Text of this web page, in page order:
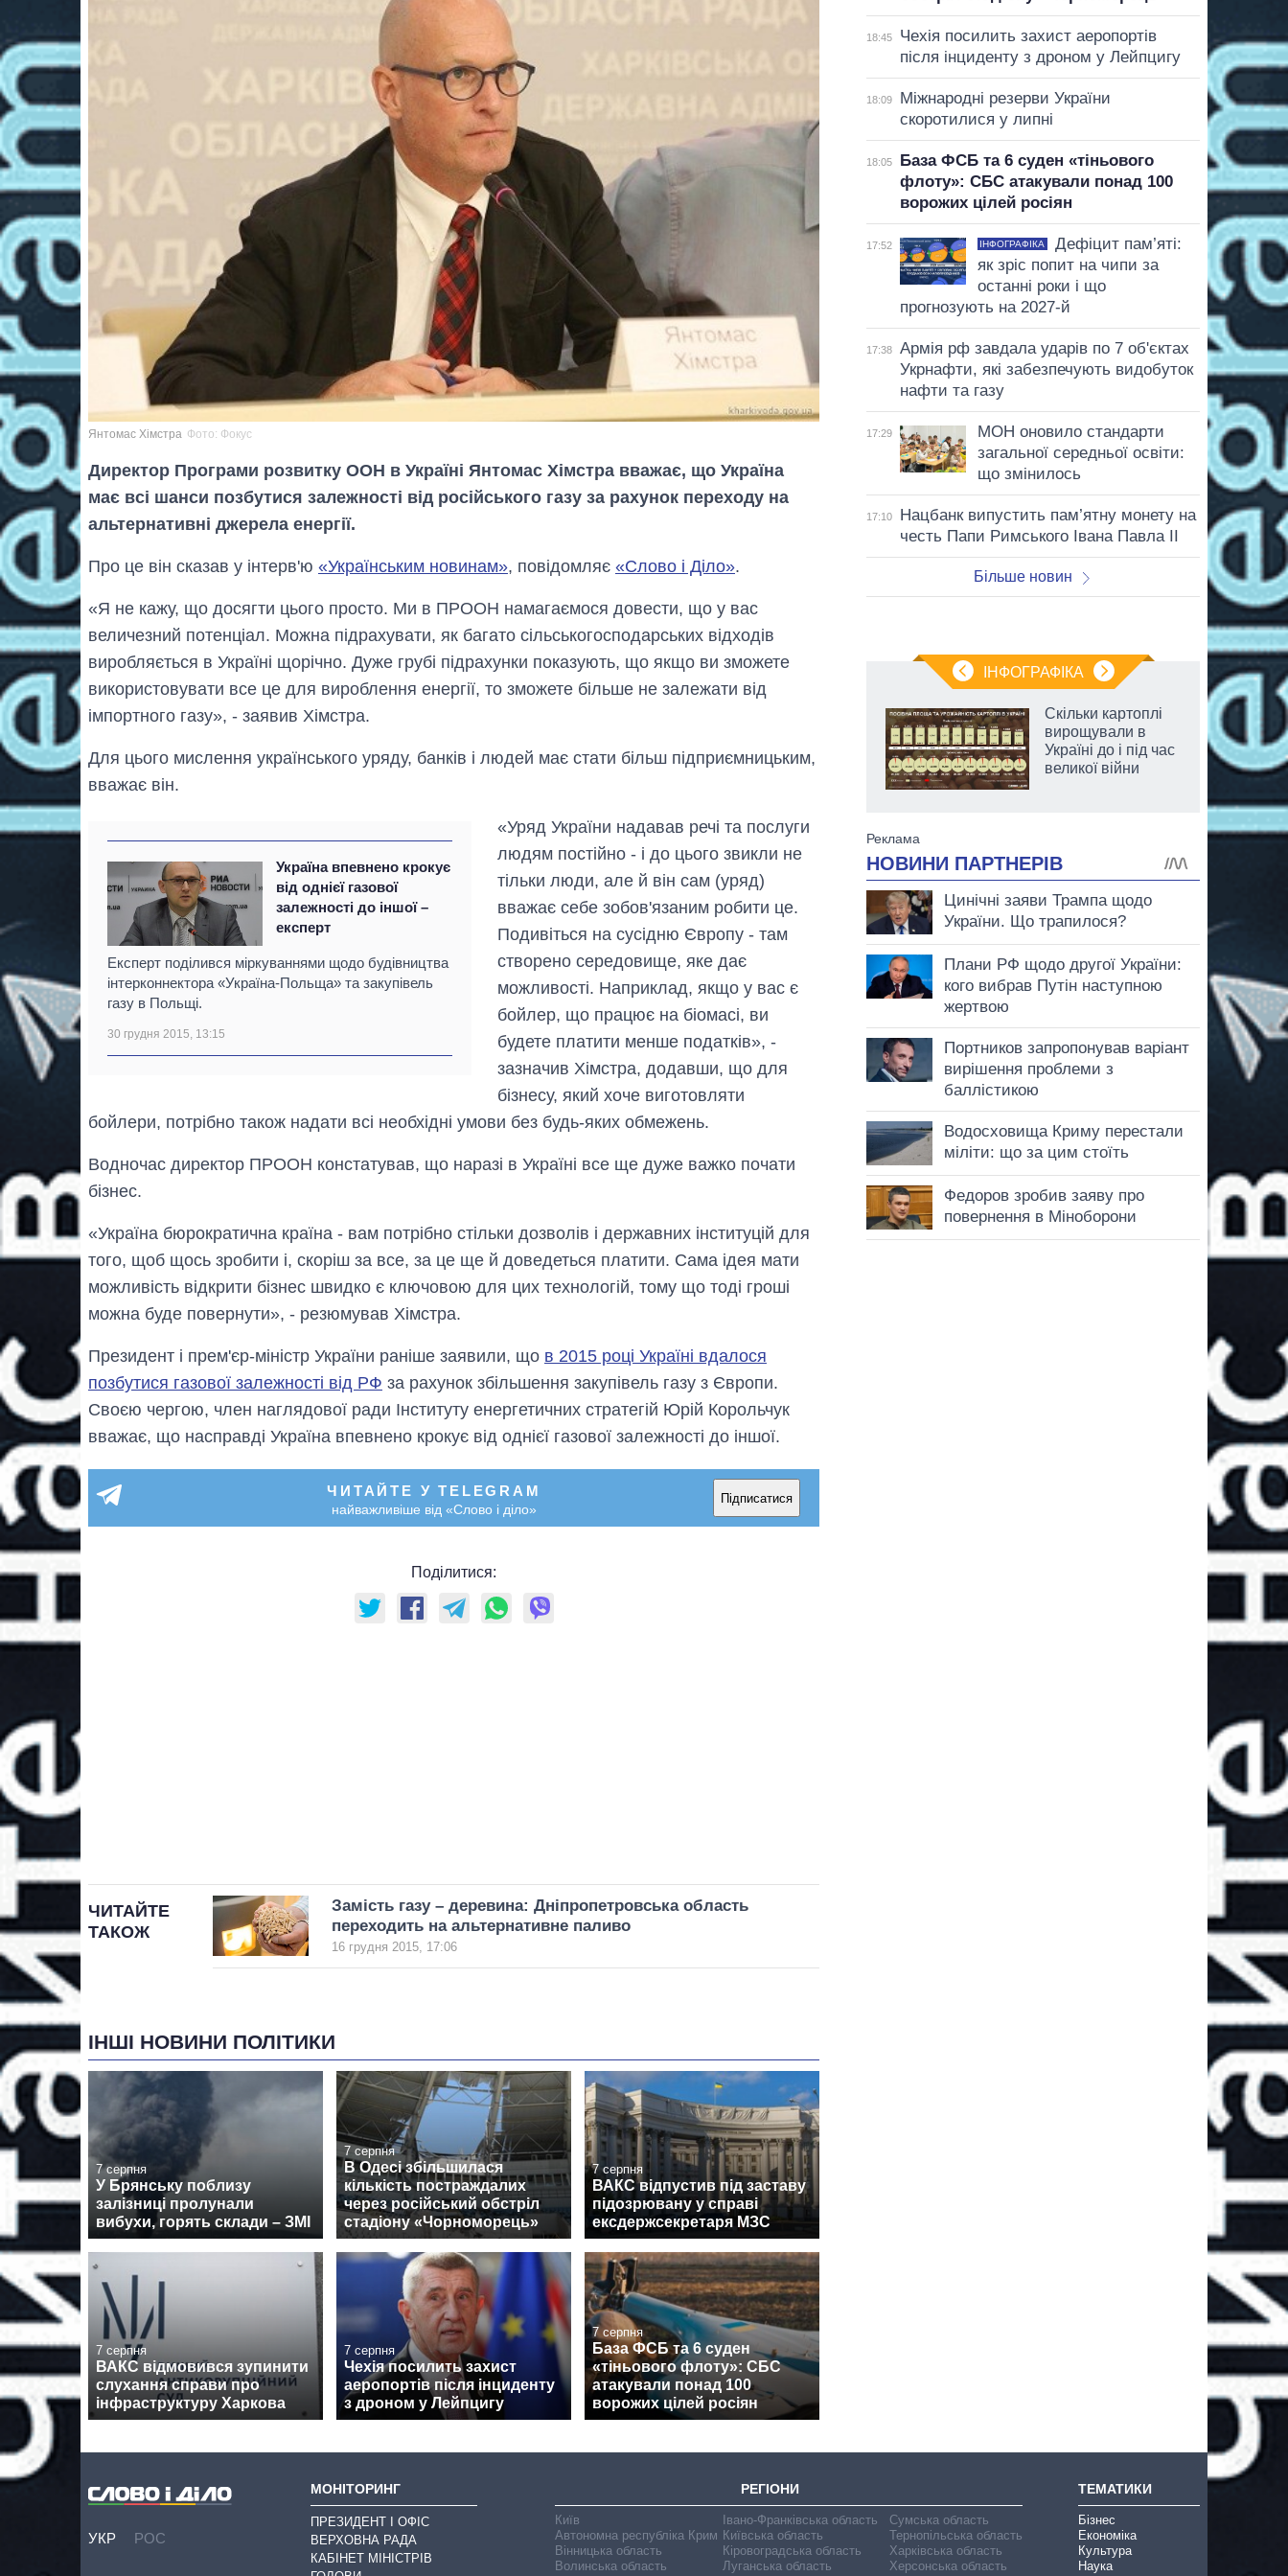
Янтомас Хімстра Фото: Фокус
Директор Програми розвитку ООН в Україні Янтомас Хімстра вважає, що Україна
має всі шанси позбутися залежності від російського газу за рахунок переходу на
альтернативні джерела енергії.
Про це він сказав у інтерв'ю «Українським новинам», повідомляє «Слово і Діло».
«Я не кажу, що досягти цього просто. Ми в ПРООН намагаємося довести, що у вас
величезний потенціал. Можна підрахувати, як багато сільськогосподарських відходів
виробляється в Україні щорічно. Дуже грубі підрахунки показують, що якщо ви зможете
використовувати все це для вироблення енергії, то зможете більше не залежати від
імпортного газу», - заявив Хімстра.
Для цього мислення українського уряду, банків і людей має стати більш підприємницьким,
вважає він.
Україна впевнено крокує
від однієї газової
залежності до іншої –
експерт
Експерт поділився міркуваннями щодо будівництва
інтерконнектора «Україна-Польща» та закупівель
газу в Польщі.
30 грудня 2015, 13:15
«Уряд України надавав речі та послуги
людям постійно - і до цього звикли не
тільки люди, але й він сам (уряд)
вважає себе зобов'язаним робити це.
Подивіться на сусідню Європу - там
створено середовище, яке дає
можливості. Наприклад, якщо у вас є
бойлер, що працює на біомасі, ви
будете платити менше податків», -
зазначив Хімстра, додавши, що для
бізнесу, який хоче виготовляти
бойлери, потрібно також надати всі необхідні умови без будь-яких обмежень.
Водночас директор ПРООН констатував, що наразі в Україні все ще дуже важко почати
бізнес.
«Україна бюрократична країна - вам потрібно стільки дозволів і державних інституцій для
того, щоб щось зробити і, скоріш за все, за це ще й доведеться платити. Сама ідея мати
можливість відкрити бізнес швидко є ключовою для цих технологій, тому що тоді гроші
можна буде повернути», - резюмував Хімстра.
Президент і прем'єр-міністр України раніше заявили, що в 2015 році Україні вдалося
позбутися газової залежності від РФ за рахунок збільшення закупівель газу з Європи.
Своєю чергою, член наглядової ради Інституту енергетичних стратегій Юрій Корольчук
вважає, що насправді Україна впевнено крокує від однієї газової залежності до іншої.
ЧИТАЙТЕ У TELEGRAM
найважливіше від «Слово і діло»
Підписатися
Поділитися:
ЧИТАЙТЕ
ТАКОЖ
Замість газу – деревина: Дніпропетровська область
переходить на альтернативне паливо
16 грудня 2015, 17:06
ІНШІ НОВИНИ ПОЛІТИКИ
7 серпня
У Брянську поблизу
залізниці пролунали
вибухи, горять склади – ЗМІ
7 серпня
В Одесі збільшилася
кількість постраждалих
через російський обстріл
стадіону «Чорноморець»
7 серпня
ВАКС відпустив під заставу
підозрювану у справі
ексдержсекретаря МЗС
7 серпня
ВАКС відмовився зупинити
слухання справи про
інфраструктуру Харкова
7 серпня
Чехія посилить захист
аеропортів після інциденту
з дроном у Лейпцигу
7 серпня
База ФСБ та 6 суден
«тіньового флоту»: СБС
атакували понад 100
ворожих цілей росіян
18:45
Чехія посилить захист аеропортів
після інциденту з дроном у Лейпцигу
18:09
Міжнародні резерви України
скоротилися у липні
18:05
База ФСБ та 6 суден «тіньового
флоту»: СБС атакували понад 100
ворожих цілей росіян
17:52 ІНФОГРАФІКА
Дефіцит пам’яті:
як зріс попит на чипи за
останні роки і що
прогнозують на 2027-й
17:38
Армія рф завдала ударів по 7 об'єктах
Укрнафти, які забезпечують видобуток
нафти та газу
17:29
МОН оновило стандарти
загальної середньої освіти:
що змінилось
17:10
Нацбанк випустить пам’ятну монету на
честь Папи Римського Івана Павла II
Більше новин
ІНФОГРАФІКА
область стали
Скільки картоплі
вирощували в
Україні до і під час
великої війни
УКР РОС
МОНІТОРИНГ
ПРЕЗИДЕНТ І ОФІС
ВЕРХОВНА РАДА
КАБІНЕТ МІНІСТРІВ
РЕГІОНИ
Київ
Автономна республіка Крим
Вінницька область
Волинська область
Івано-Франківська область
Київська область
Кіровоградська область
Луганська область
Сумська область
Тернопільська область
Харківська область
Херсонська область
ТЕМАТИКИ
Бізнес
Економіка
Культура
Наука